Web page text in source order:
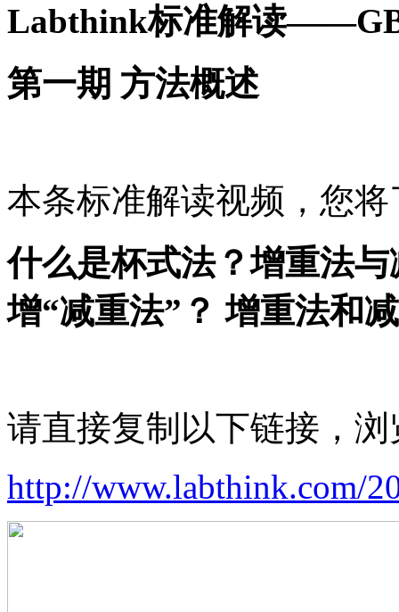
Labthink标准解读
第一期 方法概述
本条标准解读视频，您将
什么是杯式法？增重法
增“减重法”？ 增重法和
请直接复制以下链接，
http://www.labthink.com/